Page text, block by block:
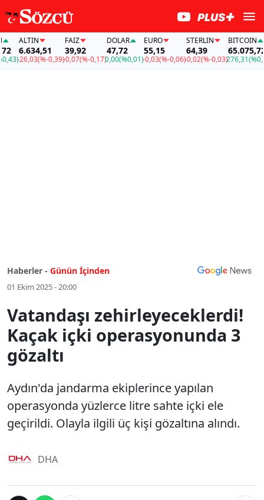
ALTIN
6.634,51
-26,03(%-0,39)
FAİZ
39,92
-0,07(%-0,17)
DOLAR
47,72
0,00(%0,01)
EURO
55,15
-0,03(%-0,06)
STERLIN
64,39
-0,02(%-0,03)
BITCOIN
65.075,72
276,31(%0,43)
Haberler - Günün İçinden
01 Ekim 2025 - 20:00
Vatandaşı zehirleyeceklerdi!
Kaçak içki operasyonunda 3
gözaltı
Aydın'da jandarma ekiplerince yapılan
operasyonda yüzlerce litre sahte içki ele
geçirildi. Olayla ilgili üç kişi gözaltına alındı.
DHA